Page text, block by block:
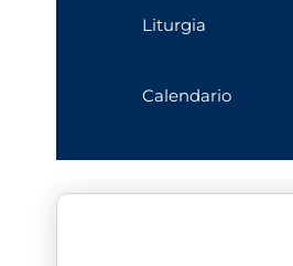
Liturgia
Calendario